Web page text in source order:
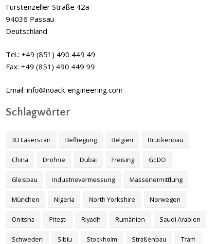
Fürstenzeller Straße 42a
94036 Passau
Deutschland
Tel.: +49 (851) 490 449 49
Fax: +49 (851) 490 449 99
Email: info@noack-engineering.com
Schlagwörter
3D Laserscan Befliegung Belgien Brückenbau
China Drohne Dubai Freising GEDO
Gleisbau Industrievermessung Massenermittlung
München Nigeria North Yorkshire Norwegen
Onitsha Piteşti Riyadh Rumänien Saudi Arabien
Schweden Sibiu Stockholm Straßenbau Tram